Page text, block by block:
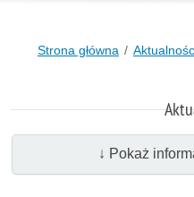
Strona główna
↓ Pokaż